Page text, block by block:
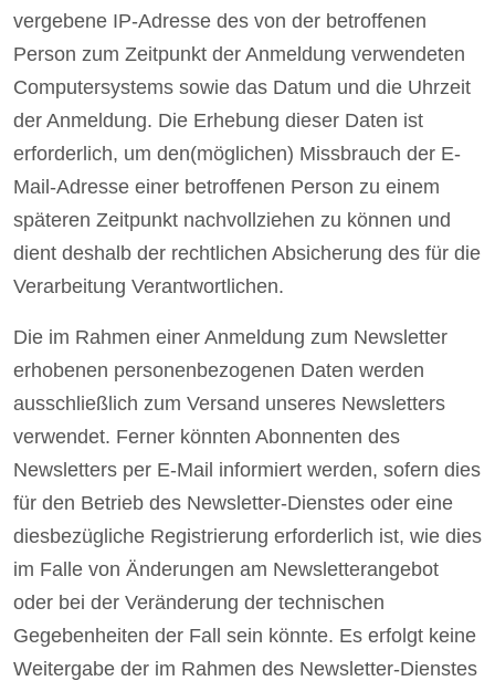
vergebene IP-Adresse des von der betroffenen
Person zum Zeitpunkt der Anmeldung verwendeten
Computersystems sowie das Datum und die Uhrzeit
der Anmeldung. Die Erhebung dieser Daten ist
erforderlich, um den(möglichen) Missbrauch der E-
Mail-Adresse einer betroffenen Person zu einem
späteren Zeitpunkt nachvollziehen zu können und
dient deshalb der rechtlichen Absicherung des für die
Verarbeitung Verantwortlichen.
Die im Rahmen einer Anmeldung zum Newsletter
erhobenen personenbezogenen Daten werden
ausschließlich zum Versand unseres Newsletters
verwendet. Ferner könnten Abonnenten des
Newsletters per E-Mail informiert werden, sofern dies
für den Betrieb des Newsletter-Dienstes oder eine
diesbezügliche Registrierung erforderlich ist, wie dies
im Falle von Änderungen am Newsletterangebot
oder bei der Veränderung der technischen
Gegebenheiten der Fall sein könnte. Es erfolgt keine
Weitergabe der im Rahmen des Newsletter-Dienstes